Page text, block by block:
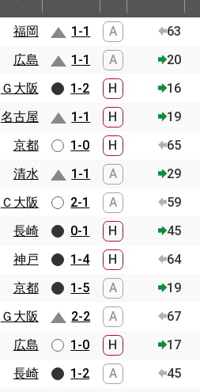
相手 スコア 出場時間
福岡 1-1 A 63
広島 1-1 A 20
Ｇ大阪 1-2 H 16
名古屋 1-1 H 19
京都 1-0 H 65
清水 1-1 A 29
Ｃ大阪 2-1 A 59
長崎 0-1 H 45
神戸 1-4 H 64
京都 1-5 A 19
Ｇ大阪 2-2 A 67
広島 1-0 H 17
長崎 1-2 A 45
福岡
広島
Ｇ大阪
名古屋
京都
清水
Ｃ大阪
長崎
神戸
京都
Ｇ大阪
広島
長崎